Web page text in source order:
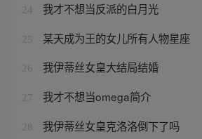
24 我才不想当反派的白月光
25 某天成为王的女儿所有人物星座
26 我伊蒂丝女皇大结局结婚
27 我才不想当omega简介
28 我伊蒂丝女皇克洛洛倒下了吗